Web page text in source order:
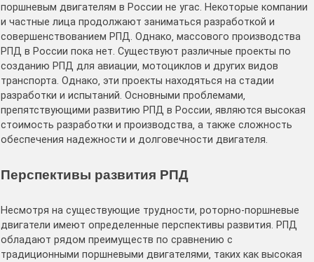
поршневым двигателям в России не угас․ Некоторые компании
и частные лица продолжают заниматься разработкой и
совершенствованием РПД․ Однако‚ массового производства
РПД в России пока нет․ Существуют различные проекты по
созданию РПД для авиации‚ мотоциклов и других видов
транспорта․ Однако‚ эти проекты находяться на стадии
разработки и испытаний․ Основными проблемами‚
препятствующими развитию РПД в России‚ являются высокая
стоимость разработки и производства‚ а также сложность
обеспечения надежности и долговечности двигателя․
Перспективы развития РПД
Несмотря на существующие трудности‚ роторно-поршневые
двигатели имеют определенные перспективы развития․ РПД
обладают рядом преимуществ по сравнению с
традиционными поршневыми двигателями‚ таких как высокая